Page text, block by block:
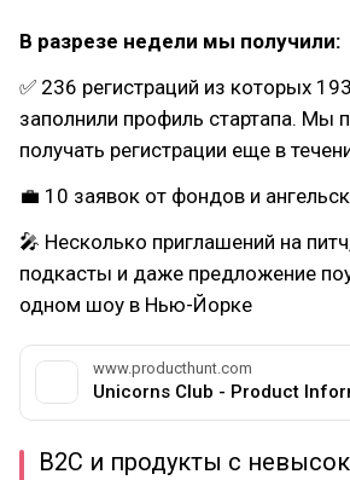
В разрезе недели мы получили:
✅ 236 регистраций из которых
заполнили профиль стартапа. Мы
получать регистрации еще в
💼 10 заявок от фондов и
🎤 Несколько приглашений на
подкасты и даже предложение
одном шоу в Нью-Йорке
www.producthunt.com
B2C и продукты с